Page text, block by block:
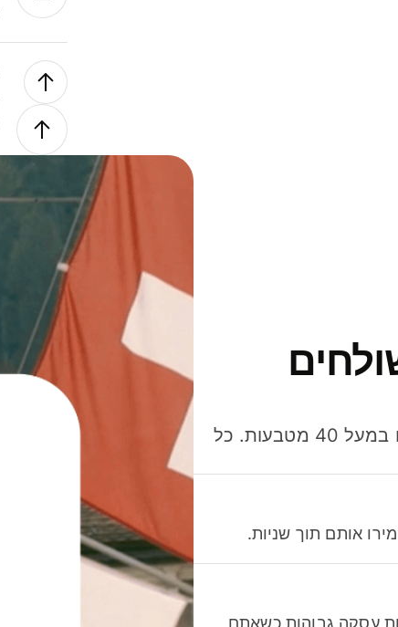
חסכו כסף כשאתo שולחים, מוציאים ומקבלים תשלום במעל 40 מטבעות. כל
אותם תוך שניות.
עסקה גבוהות כשאתם